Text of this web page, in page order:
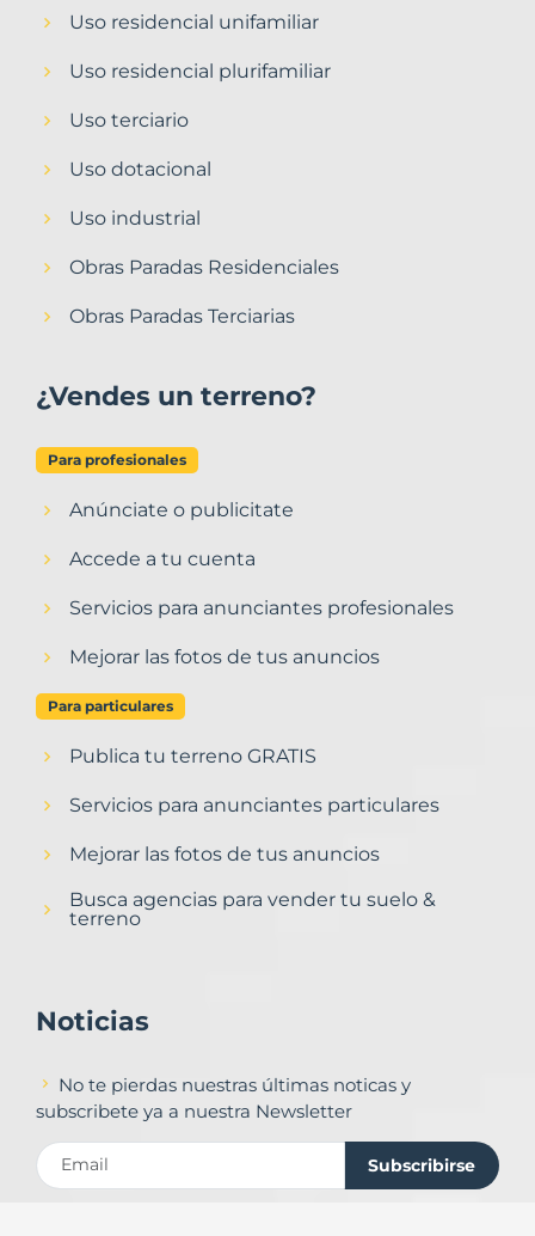
Uso residencial unifamiliar
Uso residencial plurifamiliar
Uso terciario
Uso dotacional
Uso industrial
Obras Paradas Residenciales
Obras Paradas Terciarias
¿Vendes un terreno?
Para profesionales
Anúnciate o publicitate
Accede a tu cuenta
Servicios para anunciantes profesionales
Mejorar las fotos de tus anuncios
Para particulares
Publica tu terreno GRATIS
Servicios para anunciantes particulares
Mejorar las fotos de tus anuncios
Busca agencias para vender tu suelo &
terreno
Noticias
No te pierdas nuestras últimas noticas y
subscribete ya a nuestra Newsletter
Subscribirse